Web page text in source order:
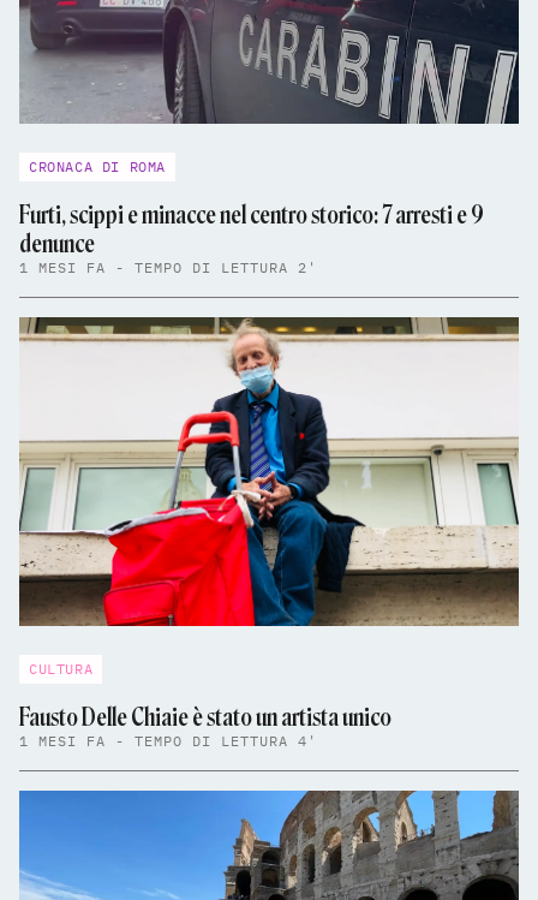
CRONACA DI ROMA
Furti, scippi e minacce nel centro storico: 7 arresti e 9
denunce
1 MESI FA - TEMPO DI LETTURA 2'
CULTURA
Fausto Delle Chiaie è stato un artista unico
1 MESI FA - TEMPO DI LETTURA 4'